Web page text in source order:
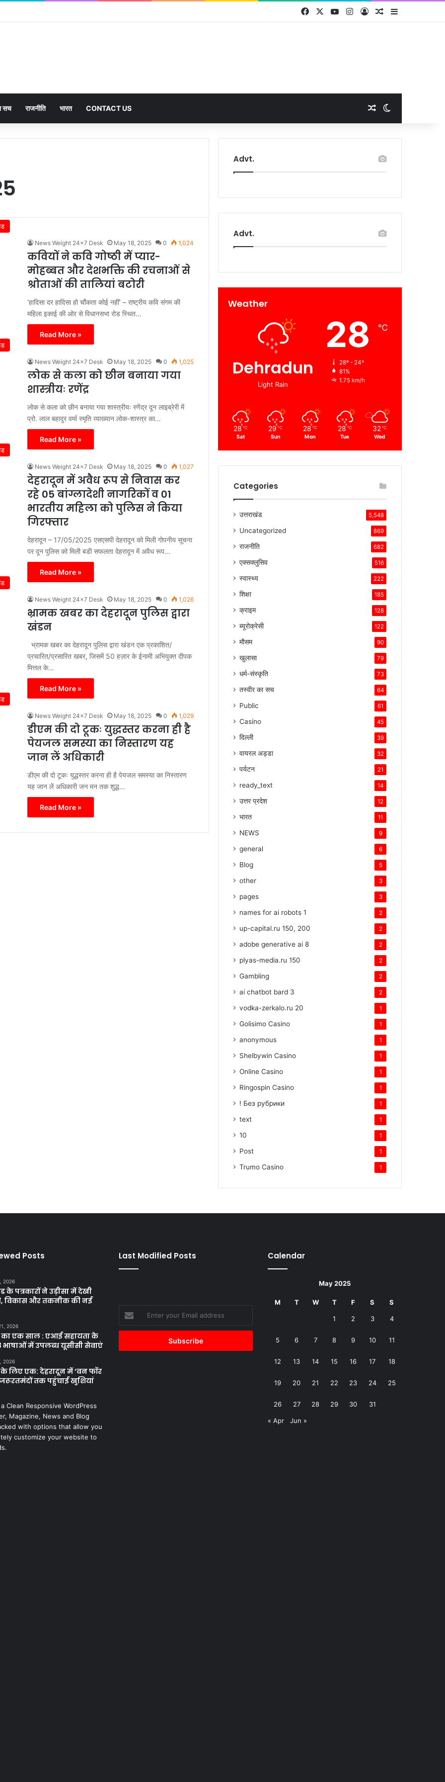
Facebook YouTubeInstagram
Log InRandom Article
सच राजनीति भारत CONTACT US Random Article
News Weight 24x7 Desk May 18, 2025 0 1,024
कवियों ने कवि गोष्ठी में प्यार-
मोहब्बत और देशभक्ति की रचनाओं से
श्रोताओं की तालियां बटोरी
‘हादिसा दर हादिसा हो चौंकता कोई नहीं’ – राष्ट्रीय कवि संगम की
महिला इकाई की ओर से विधानसभा रोड स्थित…
Read More »
News Weight 24x7 Desk May 18, 2025 0 1,025
लोक से कला को छीन बनाया गया
शास्त्रीयः रणेंद्र
लोक से कला को छीन बनाया गया शास्त्रीयः रणेंद्र दून लाइब्रेरी में
प्रो. लाल बहादुर वर्मा स्मृति व्याख्यान लोक-शास्त्र का…
Read More »
News Weight 24x7 Desk May 18, 2025 0 1,027
देहरादून में अवैध रूप से निवास कर
रहे 05 बांग्लादेशी नागरिकों व 01
भारतीय महिला को पुलिस ने किया
गिरफ्तार
देहरादून – 17/05/2025 एसएसपी देहरादून को मिली गोपनीय सूचना
पर दून पुलिस को मिली बडी सफलता देहरादून में अवैध रूप…
Read More »
News Weight 24x7 Desk May 18, 2025 0 1,026
भ्रामक खबर का देहरादून पुलिस द्वारा
खंडन
भ्रामक खबर का देहरादून पुलिस द्वारा खंडन एक प्रकाशित/
प्रचारित/प्रसारित खबर, जिसमें 50 हज़ार के ईनामी अभियुक्त दीपक
मित्तल के…
Read More »
News Weight 24x7 Desk May 18, 2025 0 1,029
डीएम की दो टूकः युद्धस्तर करना ही है
पेयजल समस्या का निस्तारण यह
जान लें अधिकारी
डीएम की दो टूकः युद्धस्तर करना ही है पेयजल समस्या का निस्तारण
यह जान लें अधिकारी जन मन तक शुद्ध…
Read More »
Advt.
Advt.
Weather
Dehradun
Light Rain
28 ℃
28º - 24º
81%
1.75 km/h
28 ℃
Sat
29 ℃
Sun
28 ℃
Mon
28 ℃
Tue
32 ℃
Wed
Categories
उत्तराखंड 5,548
Uncategorized 869
राजनीति 682
एक्सक्लुसिव 516
स्वास्थ्य 222
शिक्षा 185
क्राइम 128
ब्यूरोक्रेसी 122
मौसम 90
खुलासा 79
धर्म-संस्कृति 73
तस्वीर का सच 64
Public 61
Casino 45
दिल्ली 39
वायरल अड्डा 32
पर्यटन 21
ready_text 14
उत्तर प्रदेश 12
भारत 11
NEWS 9
general 6
Blog 5
other 3
pages 3
names for ai robots 1 2
up-capital.ru 150, 200 2
adobe generative ai 8 2
plyas-media.ru 150 2
Gambling 2
ai chatbot bard 3 2
vodka-zerkalo.ru 20 1
Golisimo Casino 1
anonymous 1
Shelbywin Casino 1
Online Casino 1
Ringospin Casino 1
! Без рубрики 1
text 1
10 1
Post 1
Trumo Casino 1
Posts
2026
के पत्रकारों ने उड़ीसा में देखी
विकास और तकनीक की नई
2026
का एक साल : एआई सहायता के
भाषाओं में उपलब्ध यूसीसी सेवाएं
2026
लिए एक: देहरादून में ‘वन फॉर
तक पहुंचाई खुशियां
Clean Responsive WordPress
Magazine, News and Blog
with options that allow you
customize your website to
Last Modified Posts
your
Email
Calendar
May 2025
M T W T F S S
1 2 3 4
5 6 7 8 9 10 11
12 13 14 15 16 17 18
19 20 21 22 23 24 25
26 27 28 29 30 31
« Apr Jun »